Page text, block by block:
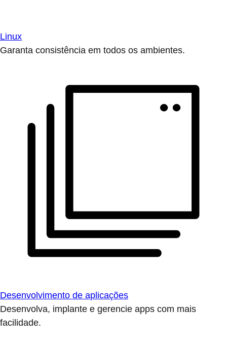
Linux
Garanta consistência em todos os ambientes.
Desenvolvimento de aplicações
Desenvolva, implante e gerencie apps com mais
facilidade.